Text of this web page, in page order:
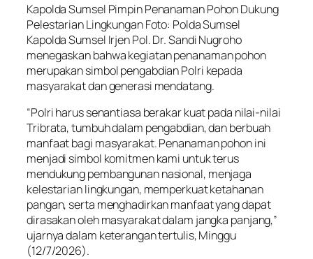
Kapolda Sumsel Pimpin Penanaman Pohon Dukung
Pelestarian Lingkungan Foto: Polda Sumsel
Kapolda Sumsel Irjen Pol. Dr. Sandi Nugroho
menegaskan bahwa kegiatan penanaman pohon
merupakan simbol pengabdian Polri kepada
masyarakat dan generasi mendatang.
“Polri harus senantiasa berakar kuat pada nilai-nilai
Tribrata, tumbuh dalam pengabdian, dan berbuah
manfaat bagi masyarakat. Penanaman pohon ini
menjadi simbol komitmen kami untuk terus
mendukung pembangunan nasional, menjaga
kelestarian lingkungan, memperkuat ketahanan
pangan, serta menghadirkan manfaat yang dapat
dirasakan oleh masyarakat dalam jangka panjang,”
ujarnya dalam keterangan tertulis, Minggu
(12/7/2026).